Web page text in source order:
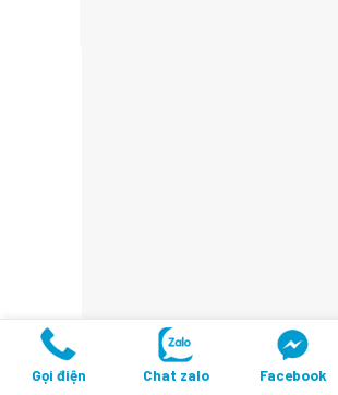
Gọi điện Chat zalo Facebook